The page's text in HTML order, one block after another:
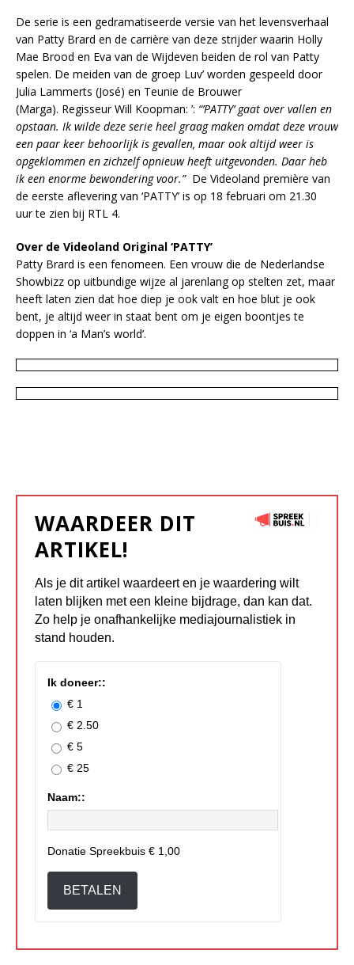
De serie is een gedramatiseerde versie van het levensverhaal
van Patty Brard en de carrière van deze strijder waarin Holly
Mae Brood en Eva van de Wijdeven beiden de rol van Patty
spelen. De meiden van de groep Luv’ worden gespeeld door
Julia Lammerts (José) en Teunie de Brouwer
(Marga). Regisseur Will Koopman: ’: “’PATTY’ gaat over vallen en
opstaan. Ik wilde deze serie heel graag maken omdat deze vrouw
een paar keer behoorlijk is gevallen, maar ook altijd weer is
opgeklommen en zichzelf opnieuw heeft uitgevonden. Daar heb
ik een enorme bewondering voor.”De Videoland première van
de eerste aflevering van ‘PATTY’ is op 18 februari om 21.30
uur te zien bij RTL 4.
Over de Videoland Original ‘PATTY’
Patty Brard is een fenomeen. Een vrouw die de Nederlandse
Showbizz op uitbundige wijze al jarenlang op stelten zet, maar
heeft laten zien dat hoe diep je ook valt en hoe blut je ook
bent, je altijd weer in staat bent om je eigen boontjes te
doppen in ‘a Man’s world’.
WAARDEER DIT
ARTIKEL!
Als je dit artikel waardeert en je waardering wilt
laten blijken met een kleine bijdrage, dan kan dat.
Zo help je onafhankelijke mediajournalistiek in
stand houden.
Ik doneer::
€ 1
€ 2.50
€ 5
€ 25
Naam::
Donatie Spreekbuis € 1,00
BETALEN